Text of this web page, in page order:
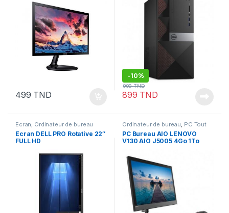
499 TND
-10%
899 TND
999TND
Ecran, Ordinateur de bureau
Ecran DELL PRO Rotative 22″
FULL HD
Ordinateur de bureau, PC Tout
en un
PC Bureau AIO LENOVO
V130 AIO J5005 4Go 1To